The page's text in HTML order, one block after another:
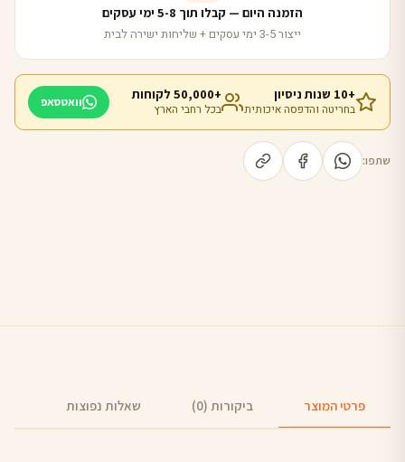
הזמנה היום — קבלו תוך 5-8 ימי עסקים
ייצור 3-5 ימי עסקים + שליחות ישירה לבית
+10 שנות ניסיון
בחריטה והדפסה איכותית
+50,000 לקוחות
בכל רחבי הארץ
וואטסאפ
שתפו:
פרטי המוצר ביקורות (0) שאלות נפוצות